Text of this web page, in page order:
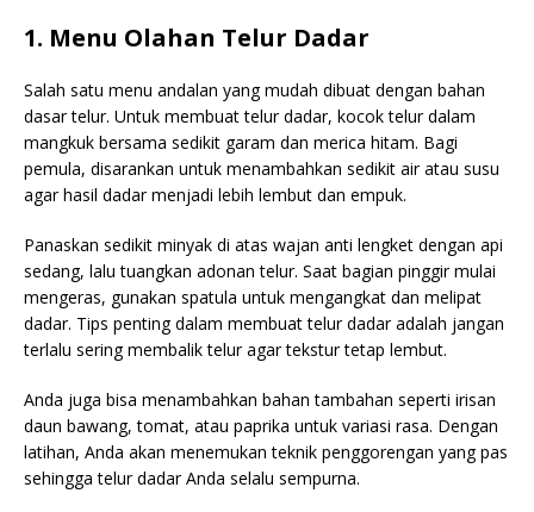
1. Menu Olahan Telur Dadar
Salah satu menu andalan yang mudah dibuat dengan bahan
dasar telur. Untuk membuat telur dadar, kocok telur dalam
mangkuk bersama sedikit garam dan merica hitam. Bagi
pemula, disarankan untuk menambahkan sedikit air atau susu
agar hasil dadar menjadi lebih lembut dan empuk.
Panaskan sedikit minyak di atas wajan anti lengket dengan api
sedang, lalu tuangkan adonan telur. Saat bagian pinggir mulai
mengeras, gunakan spatula untuk mengangkat dan melipat
dadar. Tips penting dalam membuat telur dadar adalah jangan
terlalu sering membalik telur agar tekstur tetap lembut.
Anda juga bisa menambahkan bahan tambahan seperti irisan
daun bawang, tomat, atau paprika untuk variasi rasa. Dengan
latihan, Anda akan menemukan teknik penggorengan yang pas
sehingga telur dadar Anda selalu sempurna.